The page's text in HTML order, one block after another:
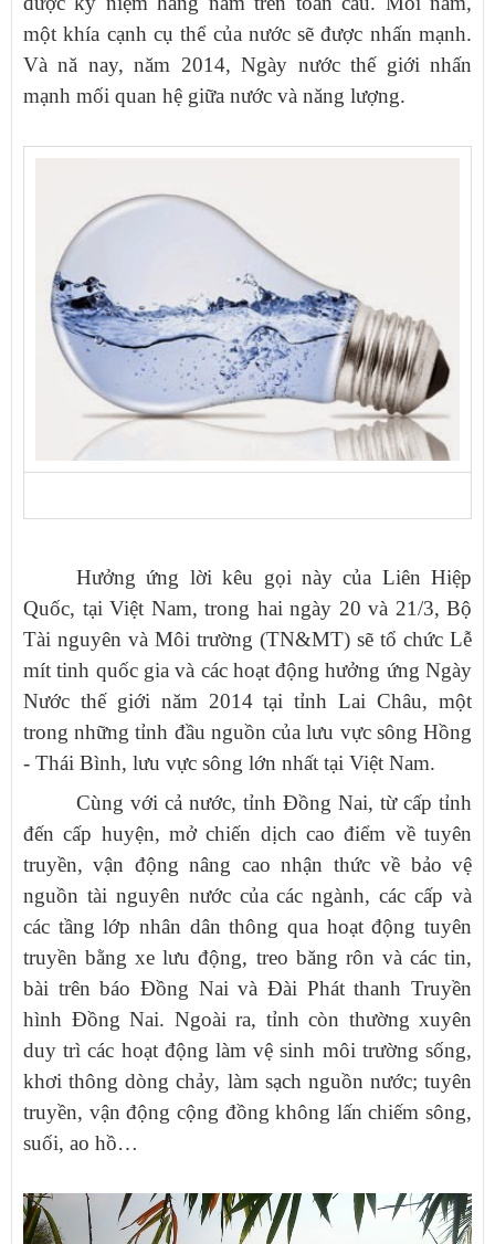
một khía cạnh cụ thể của nước sẽ được nhấn mạnh.
Và nă nay, năm 2014, Ngày nước thế giới nhấn
mạnh mối quan hệ giữa nước và năng lượng.
Hưởng ứng lời kêu gọi này của Liên Hiệp
Quốc, tại Việt Nam, trong hai ngày 20 và 21/3, Bộ
Tài nguyên và Môi trường (TN&MT) sẽ tổ chức Lễ
mít tinh quốc gia và các hoạt động hưởng ứng Ngày
Nước thế giới năm 2014 tại tỉnh Lai Châu, một
trong những tỉnh đầu nguồn của lưu vực sông Hồng
- Thái Bình, lưu vực sông lớn nhất tại Việt Nam.
Cùng với cả nước, tỉnh Đồng Nai, từ cấp tỉnh
đến cấp huyện, mở chiến dịch cao điểm về tuyên
truyền, vận động nâng cao nhận thức về bảo vệ
nguồn tài nguyên nước của các ngành, các cấp và
các tầng lớp nhân dân thông qua hoạt động tuyên
truyền bằng xe lưu động, treo băng rôn và các tin,
bài trên báo Đồng Nai và Đài Phát thanh Truyền
hình Đồng Nai. Ngoài ra, tỉnh còn thường xuyên
duy trì các hoạt động làm vệ sinh môi trường sống,
khơi thông dòng chảy, làm sạch nguồn nước; tuyên
truyền, vận động cộng đồng không lấn chiếm sông,
suối, ao hồ…